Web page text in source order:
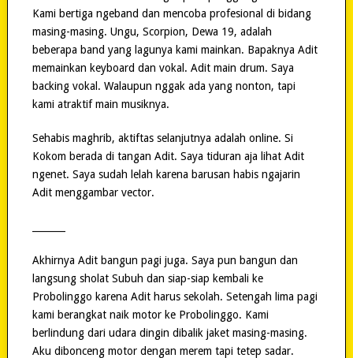
Kami bertiga ngeband dan mencoba profesional di bidang
masing-masing. Ungu, Scorpion, Dewa 19, adalah
beberapa band yang lagunya kami mainkan. Bapaknya Adit
memainkan keyboard dan vokal. Adit main drum. Saya
backing vokal. Walaupun nggak ada yang nonton, tapi
kami atraktif main musiknya.
Sehabis maghrib, aktiftas selanjutnya adalah online. Si
Kokom berada di tangan Adit. Saya tiduran aja lihat Adit
ngenet. Saya sudah lelah karena barusan habis ngajarin
Adit menggambar vector.
Akhirnya Adit bangun pagi juga. Saya pun bangun dan
langsung sholat Subuh dan siap-siap kembali ke
Probolinggo karena Adit harus sekolah. Setengah lima pagi
kami berangkat naik motor ke Probolinggo. Kami
berlindung dari udara dingin dibalik jaket masing-masing.
Aku dibonceng motor dengan merem tapi tetep sadar.